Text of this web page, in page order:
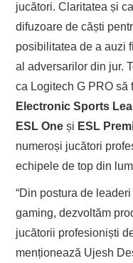
jucători. Claritatea și
difuzoare de căști
posibilitatea de a auzi
al adversarilor din jur.
ca Logitech G PRO
Electronic Sports
ESL Oneși ESL
numeroși jucători
echipele de top din
“Din postura de
gaming, dezvoltăm
jucătorii profesioniști
menționează Ujesh